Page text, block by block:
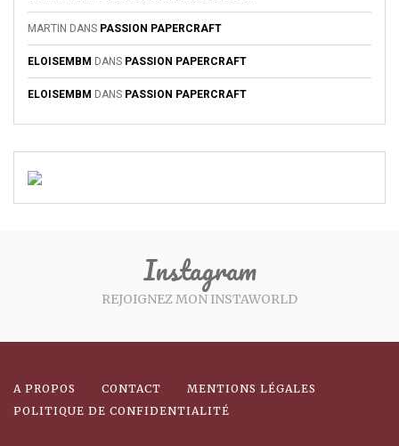
MARTIN DANS PASSION PAPERCRAFT
ELOISEMBM DANS PASSION PAPERCRAFT
ELOISEMBM DANS PASSION PAPERCRAFT
Instagram
REJOIGNEZ MON INSTAWORLD
A PROPOS CONTACT
MENTIONS LÉGALES
POLITIQUE DE CONFIDENTIALITÉ